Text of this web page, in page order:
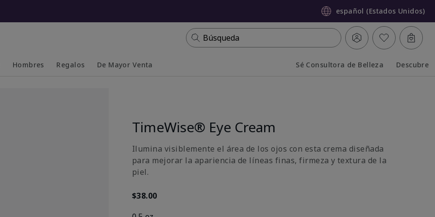
español (Estados Unidos)
Búsqueda
Hombres Regalos De Mayor Venta Sé Consultora de Belleza Descubre
TimeWise® Eye Cream
Ilumina visiblemente el área de los ojos con esta crema diseñada
para mejorar la apariencia de líneas finas, firmeza y textura de la
piel.
$38.00